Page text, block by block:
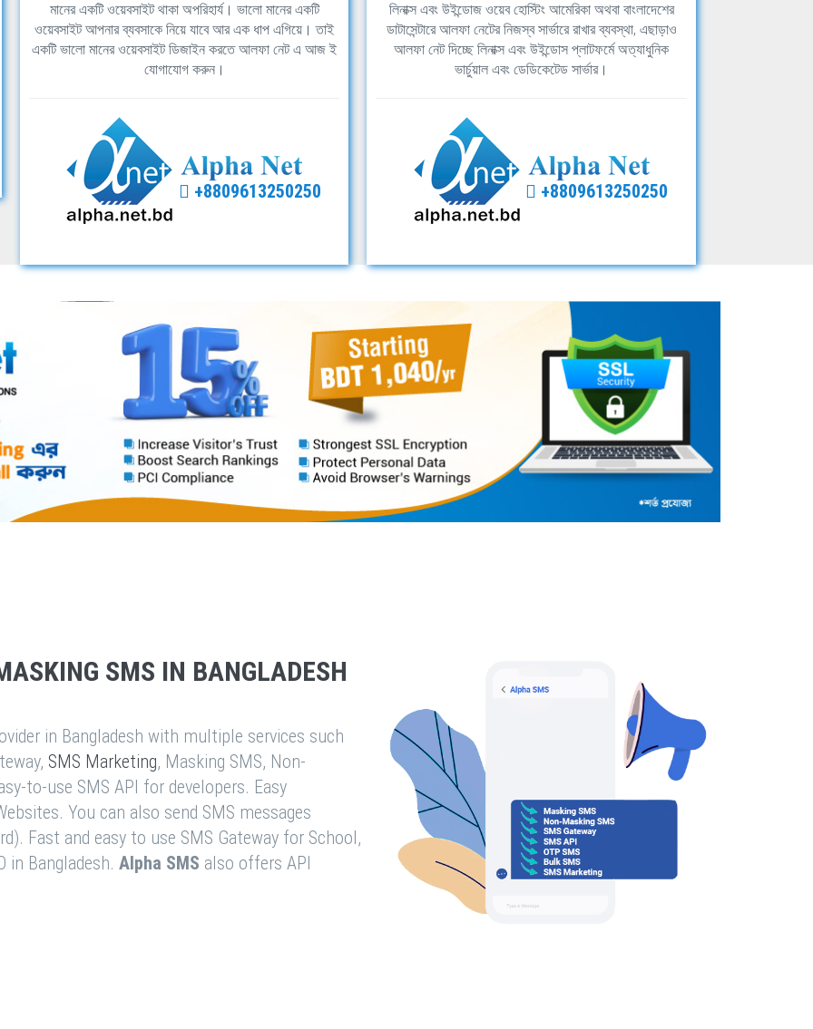
মানের একটি ওয়েবসাইট থাকা অপরিহার্য। ভালো মানের একটি
ওয়েবসাইট আপনার ব্যবসাকে নিয়ে যাবে আর এক ধাপ এগিয়ে। তাই
একটি ভালো মানের ওয়েবসাইট ডিজাইন করতে আলফা নেট এ আজ ই
যোগাযোগ করুন।
+8809613250250
লিনাক্স এবং উইন্ডোজ ওয়েব হোস্টিং আমেরিকা অথবা বাংলাদেশের
ডাটাসেন্টারে আলফা নেটের নিজস্ব সার্ভারে রাখার ব্যবস্থা, এছাড়াও
আলফা নেট দিচ্ছে লিনাক্স এবং উইন্ডোস প্লাটফর্মে অত্যাধুনিক
ভার্চুয়াল এবং ডেডিকেটেড সার্ভার।
+8809613250250
SMS IN BANGLADESH
in Bangladesh with multiple services such
SMS Marketing, Masking SMS, Non-
to-use SMS API for developers. Easy
You can also send SMS messages
Fast and easy to use SMS Gateway for School,
in Bangladesh. Alpha SMS also offers API